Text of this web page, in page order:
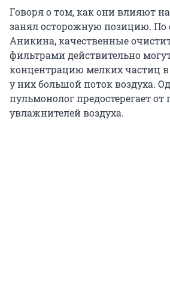
Говоря о том, как они влияют
занял осторожную позицию.
Аникина, качественные
фильтрами действительно
концентрацию мелких частиц
у них большой поток воздуха.
пульмонолог предостерегает
увлажнителей воздуха.